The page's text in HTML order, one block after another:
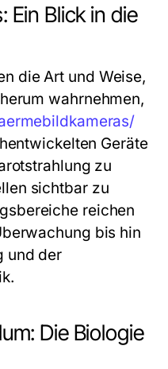
Ein Blick in die
die Art und Weise,
wahrnehmen,
Geräte
zu
sichtbar zu
reichen
bis hin
und der
Die Biologie